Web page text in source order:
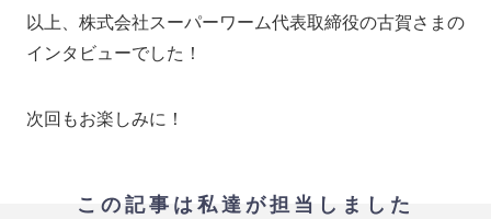
以上、株式会社スーパーワーム代表取締役の古賀さまの
インタビューでした！
次回もお楽しみに！
この記事は私達が担当しました